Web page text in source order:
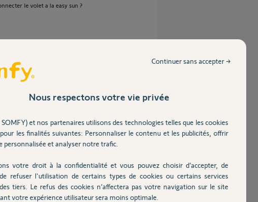
le volet a la easy sun ?
Nous respectons votre vie privée
et nos partenaires utilisons des technologies telles que les cookies
les finalités suivantes: Personnaliser le contenu et les publicités, offrir
personnalisée et analyser notre trafic.
votre droit à la confidentialité et vous pouvez choisir d’accepter, de
refuser l'utilisation de certains types de cookies ou certains services
tiers. Le refus des cookies n’affectera pas votre navigation sur le site
votre expérience utilisateur sera moins optimale.
Continuer sans accepter →